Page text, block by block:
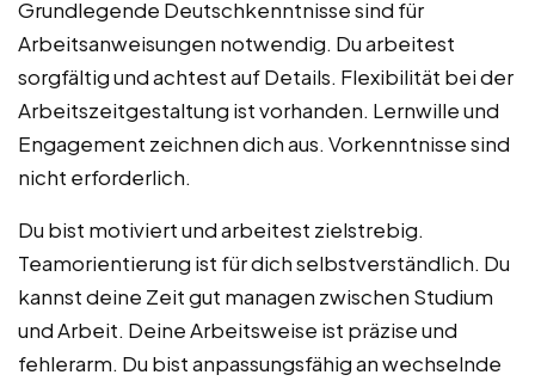
Grundlegende Deutschkenntnisse sind für
Arbeitsanweisungen notwendig. Du arbeitest
sorgfältig und achtest auf Details. Flexibilität bei der
Arbeitszeitgestaltung ist vorhanden. Lernwille und
Engagement zeichnen dich aus. Vorkenntnisse sind
nicht erforderlich.
Du bist motiviert und arbeitest zielstrebig.
Teamorientierung ist für dich selbstverständlich. Du
kannst deine Zeit gut managen zwischen Studium
und Arbeit. Deine Arbeitsweise ist präzise und
fehlerarm. Du bist anpassungsfähig an wechselnde